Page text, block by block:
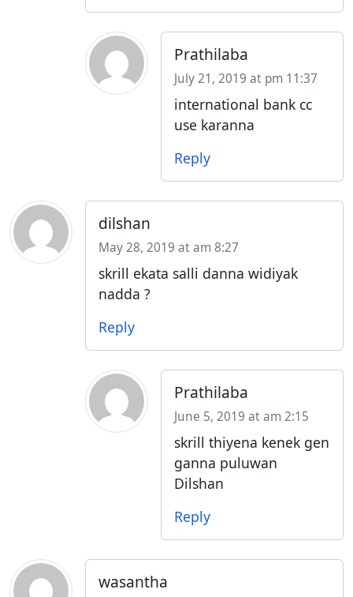
Prathilaba
July 21, 2019 at pm 11:37
international bank cc
use karanna
Reply
dilshan
May 28, 2019 at am 8:27
skrill ekata salli danna widiyak
nadda ?
Reply
Prathilaba
June 5, 2019 at am 2:15
skrill thiyena kenek gen
ganna puluwan
Dilshan
Reply
wasantha